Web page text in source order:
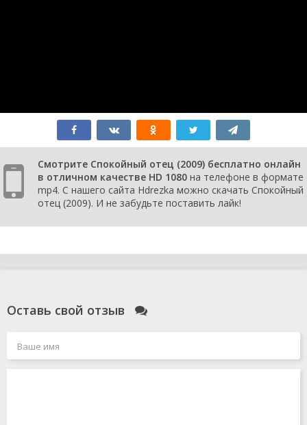
Смотрите Спокойный отец (2009) бесплатно онлайн
в отличном качестве HD 1080 на телефоне в формате
mp4. С нашего сайта Hdrezka можно скачать Спокойный
отец (2009). И не забудьте поставить лайк!
Оставь свой отзыв